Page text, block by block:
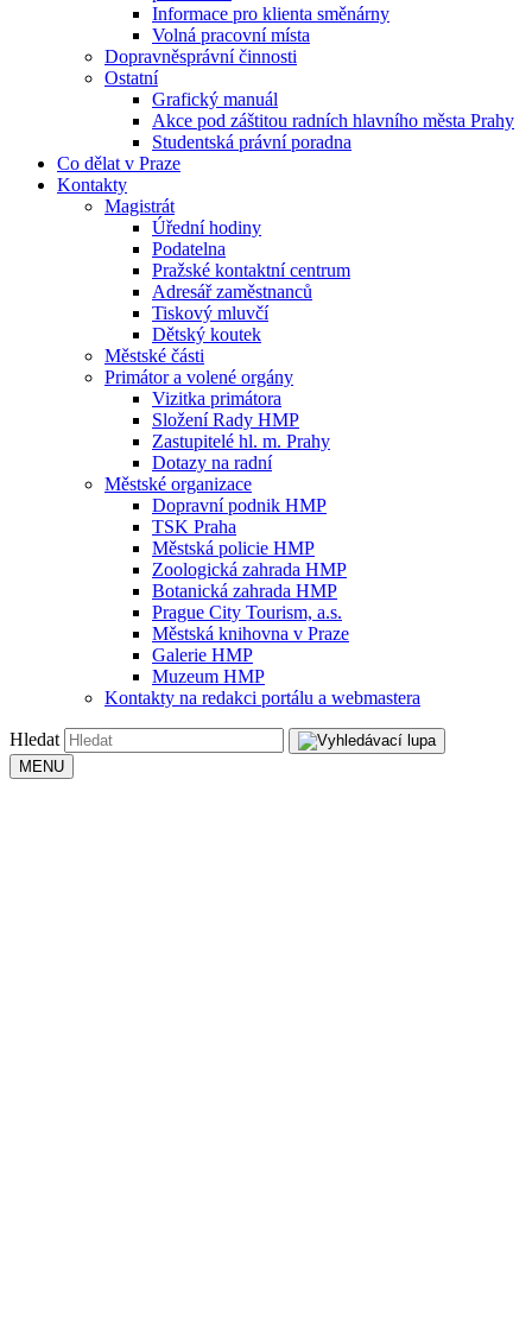
Informace pro klienta směnárny
Volná pracovní místa
Dopravněsprávní činnosti
Ostatní
Grafický manuál
Akce pod záštitou radních hlavního města Prahy
Studentská právní poradna
Co dělat v Praze
Kontakty
Magistrát
Úřední hodiny
Podatelna
Pražské kontaktní centrum
Adresář zaměstnanců
Tiskový mluvčí
Dětský koutek
Městské části
Primátor a volené orgány
Vizitka primátora
Složení Rady HMP
Zastupitelé hl. m. Prahy
Dotazy na radní
Městské organizace
Dopravní podnik HMP
TSK Praha
Městská policie HMP
Zoologická zahrada HMP
Botanická zahrada HMP
Prague City Tourism, a.s.
Městská knihovna v Praze
Galerie HMP
Muzeum HMP
Kontakty na redakci portálu a webmastera
Hledat
MENU